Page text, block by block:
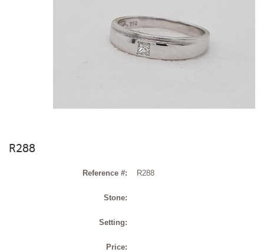
R288
Reference #: R288
Stone:
Setting:
Price: